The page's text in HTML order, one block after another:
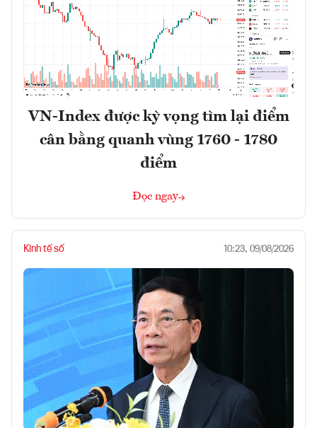
VN-Index được kỳ vọng tìm lại điểm
cân bằng quanh vùng 1760 - 1780
điểm
Đọc ngay
Kinh tế số 10:23, 09/08/2026